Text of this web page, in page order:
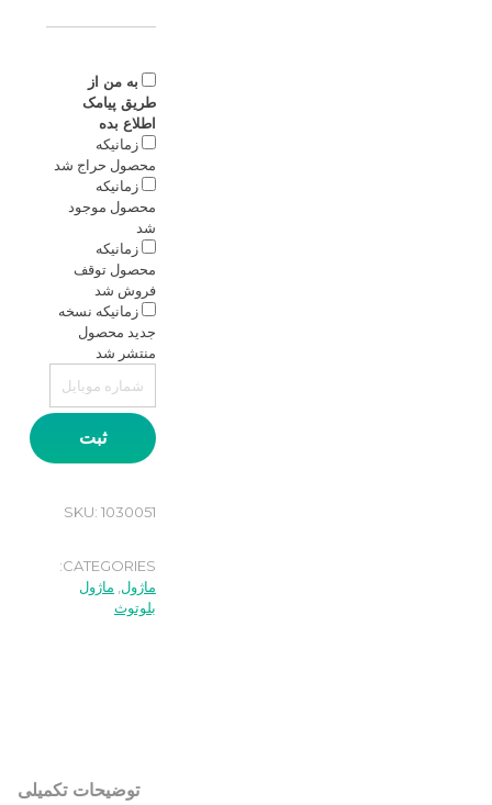
به من از
طریق پیامک
اطلاع بده
زمانیکه
محصول حراج شد
زمانیکه
محصول موجود
شد
زمانیکه
محصول توقف
فروش شد
زمانیکه نسخه
جدید محصول
منتشر شد
ثبت
SKU: 1030051
CATEGORIES:
ماژول ماژول
بلوتوث
توضیحات تکمیلی